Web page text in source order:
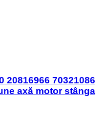
20816966 70321086
axă motor stânga